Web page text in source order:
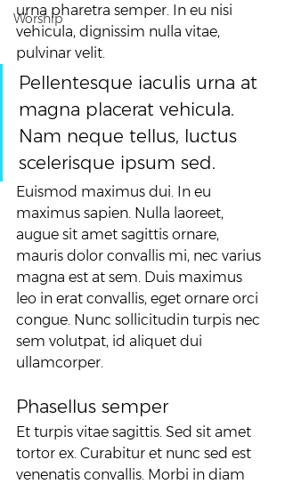
Worship
urna pharetra semper. In eu nisi
vehicula, dignissim nulla vitae,
pulvinar velit.
Pellentesque iaculis urna at
magna placerat vehicula.
Nam neque tellus, luctus
scelerisque ipsum sed.
Euismod maximus dui. In eu
maximus sapien. Nulla laoreet,
augue sit amet sagittis ornare,
mauris dolor convallis mi, nec varius
magna est at sem. Duis maximus
leo in erat convallis, eget ornare orci
congue. Nunc sollicitudin turpis nec
sem volutpat, id aliquet dui
ullamcorper.
Phasellus semper
Et turpis vitae sagittis. Sed sit amet
tortor ex. Curabitur et nunc sed est
venenatis convallis. Morbi in diam